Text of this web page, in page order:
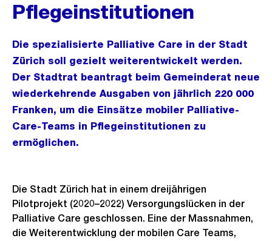
Pflegeinstitutionen
Die spezialisierte Palliative Care in der Stadt
Zürich soll gezielt weiterentwickelt werden.
Der Stadtrat beantragt beim Gemeinderat neue
wiederkehrende Ausgaben von jährlich 220 000
Franken, um die Einsätze mobiler Palliative-
Care-Teams in Pflegeinstitutionen zu
ermöglichen.
Die Stadt Zürich hat in einem dreijährigen
Pilotprojekt (2020–2022) Versorgungslücken in der
Palliative Care geschlossen. Eine der Massnahmen,
die Weiterentwicklung der mobilen Care Teams,